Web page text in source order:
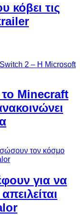
κόβει τις
το Minecraft
για να